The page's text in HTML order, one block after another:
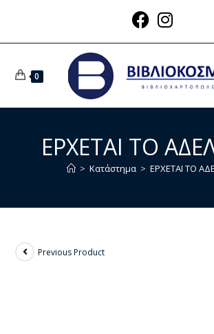
0
ΕΡΧΕΤΑΙ ΤΟ
> Κατάστημα > ΕΡΧΕΤΑΙ ΤΟ
Previous Product